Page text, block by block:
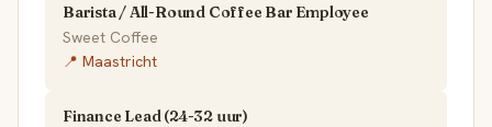
Barista / All-Round Coffee Bar Employee
Sweet Coffee
📍 Maastricht
Finance Lead (24-32 uur)